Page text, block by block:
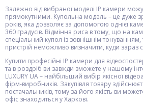
Залежно від вибраної моделі IP камери
прямокутними. Купольна модель – це дуже
років, яка дозволяє за допомогою однієї
360 градусів. Відмінна риса в тому, що на
спеціальний купол із зовнішнім
пристрій неможливо визначити, куди зараз
Купити професійні IP камери для
та в роздріб ви завжди зможете у нашому
LUXURY UA – найбільший вибір якісної
фірм-виробників. Закупівля товару
постачальників, тому за його якість ви
офіс знаходиться у Харкові.